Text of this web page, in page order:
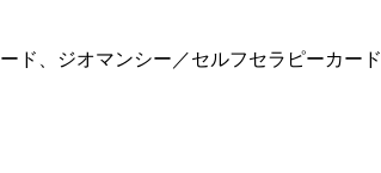
ド、ジオマンシー／セルフセラピーカード